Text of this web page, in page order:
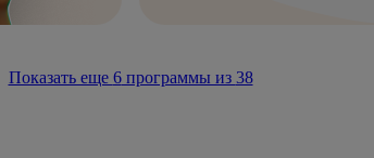
Показать еще 6программы из 38